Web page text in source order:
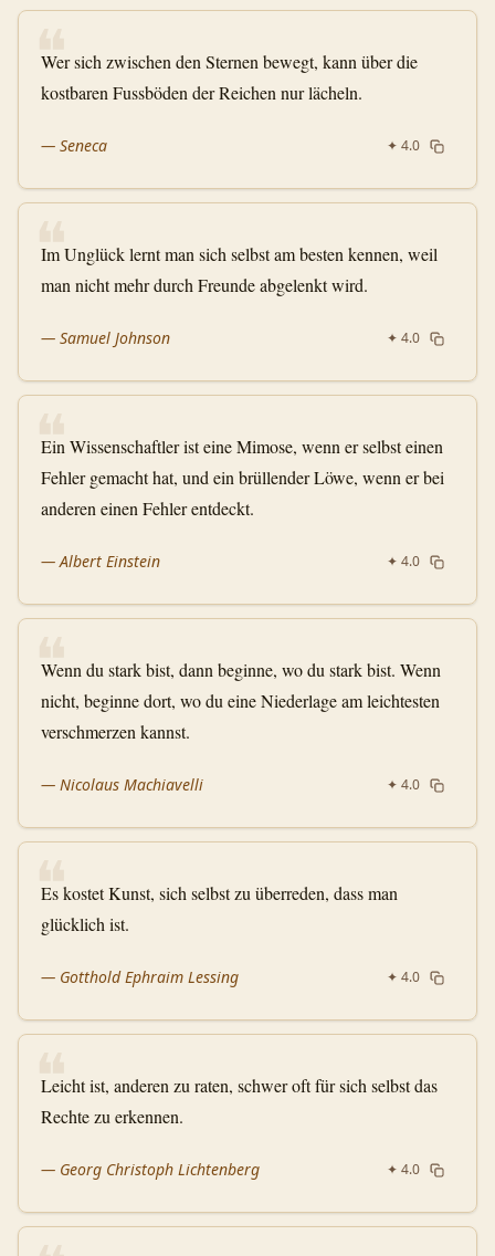
❝
Wer sich zwischen den Sternen bewegt, kann über die
kostbaren Fussböden der Reichen nur lächeln.
— Seneca ✦ 4.0
❝
Im Unglück lernt man sich selbst am besten kennen, weil
man nicht mehr durch Freunde abgelenkt wird.
— Samuel Johnson ✦ 4.0
❝
Ein Wissenschaftler ist eine Mimose, wenn er selbst einen
Fehler gemacht hat, und ein brüllender Löwe, wenn er bei
anderen einen Fehler entdeckt.
—Albert Einstein ✦ 4.0
❝
Wenn du stark bist, dann beginne, wo du stark bist. Wenn
nicht, beginne dort, wo du eine Niederlage am leichtesten
verschmerzen kannst.
— Nicolaus Machiavelli ✦ 4.0
❝
Es kostet Kunst, sich selbst zu überreden, dass man
glücklich ist.
— Gotthold Ephraim Lessing ✦ 4.0
❝
Leicht ist, anderen zu raten, schwer oft für sich selbst das
Rechte zu erkennen.
— Georg Christoph Lichtenberg ✦ 4.0